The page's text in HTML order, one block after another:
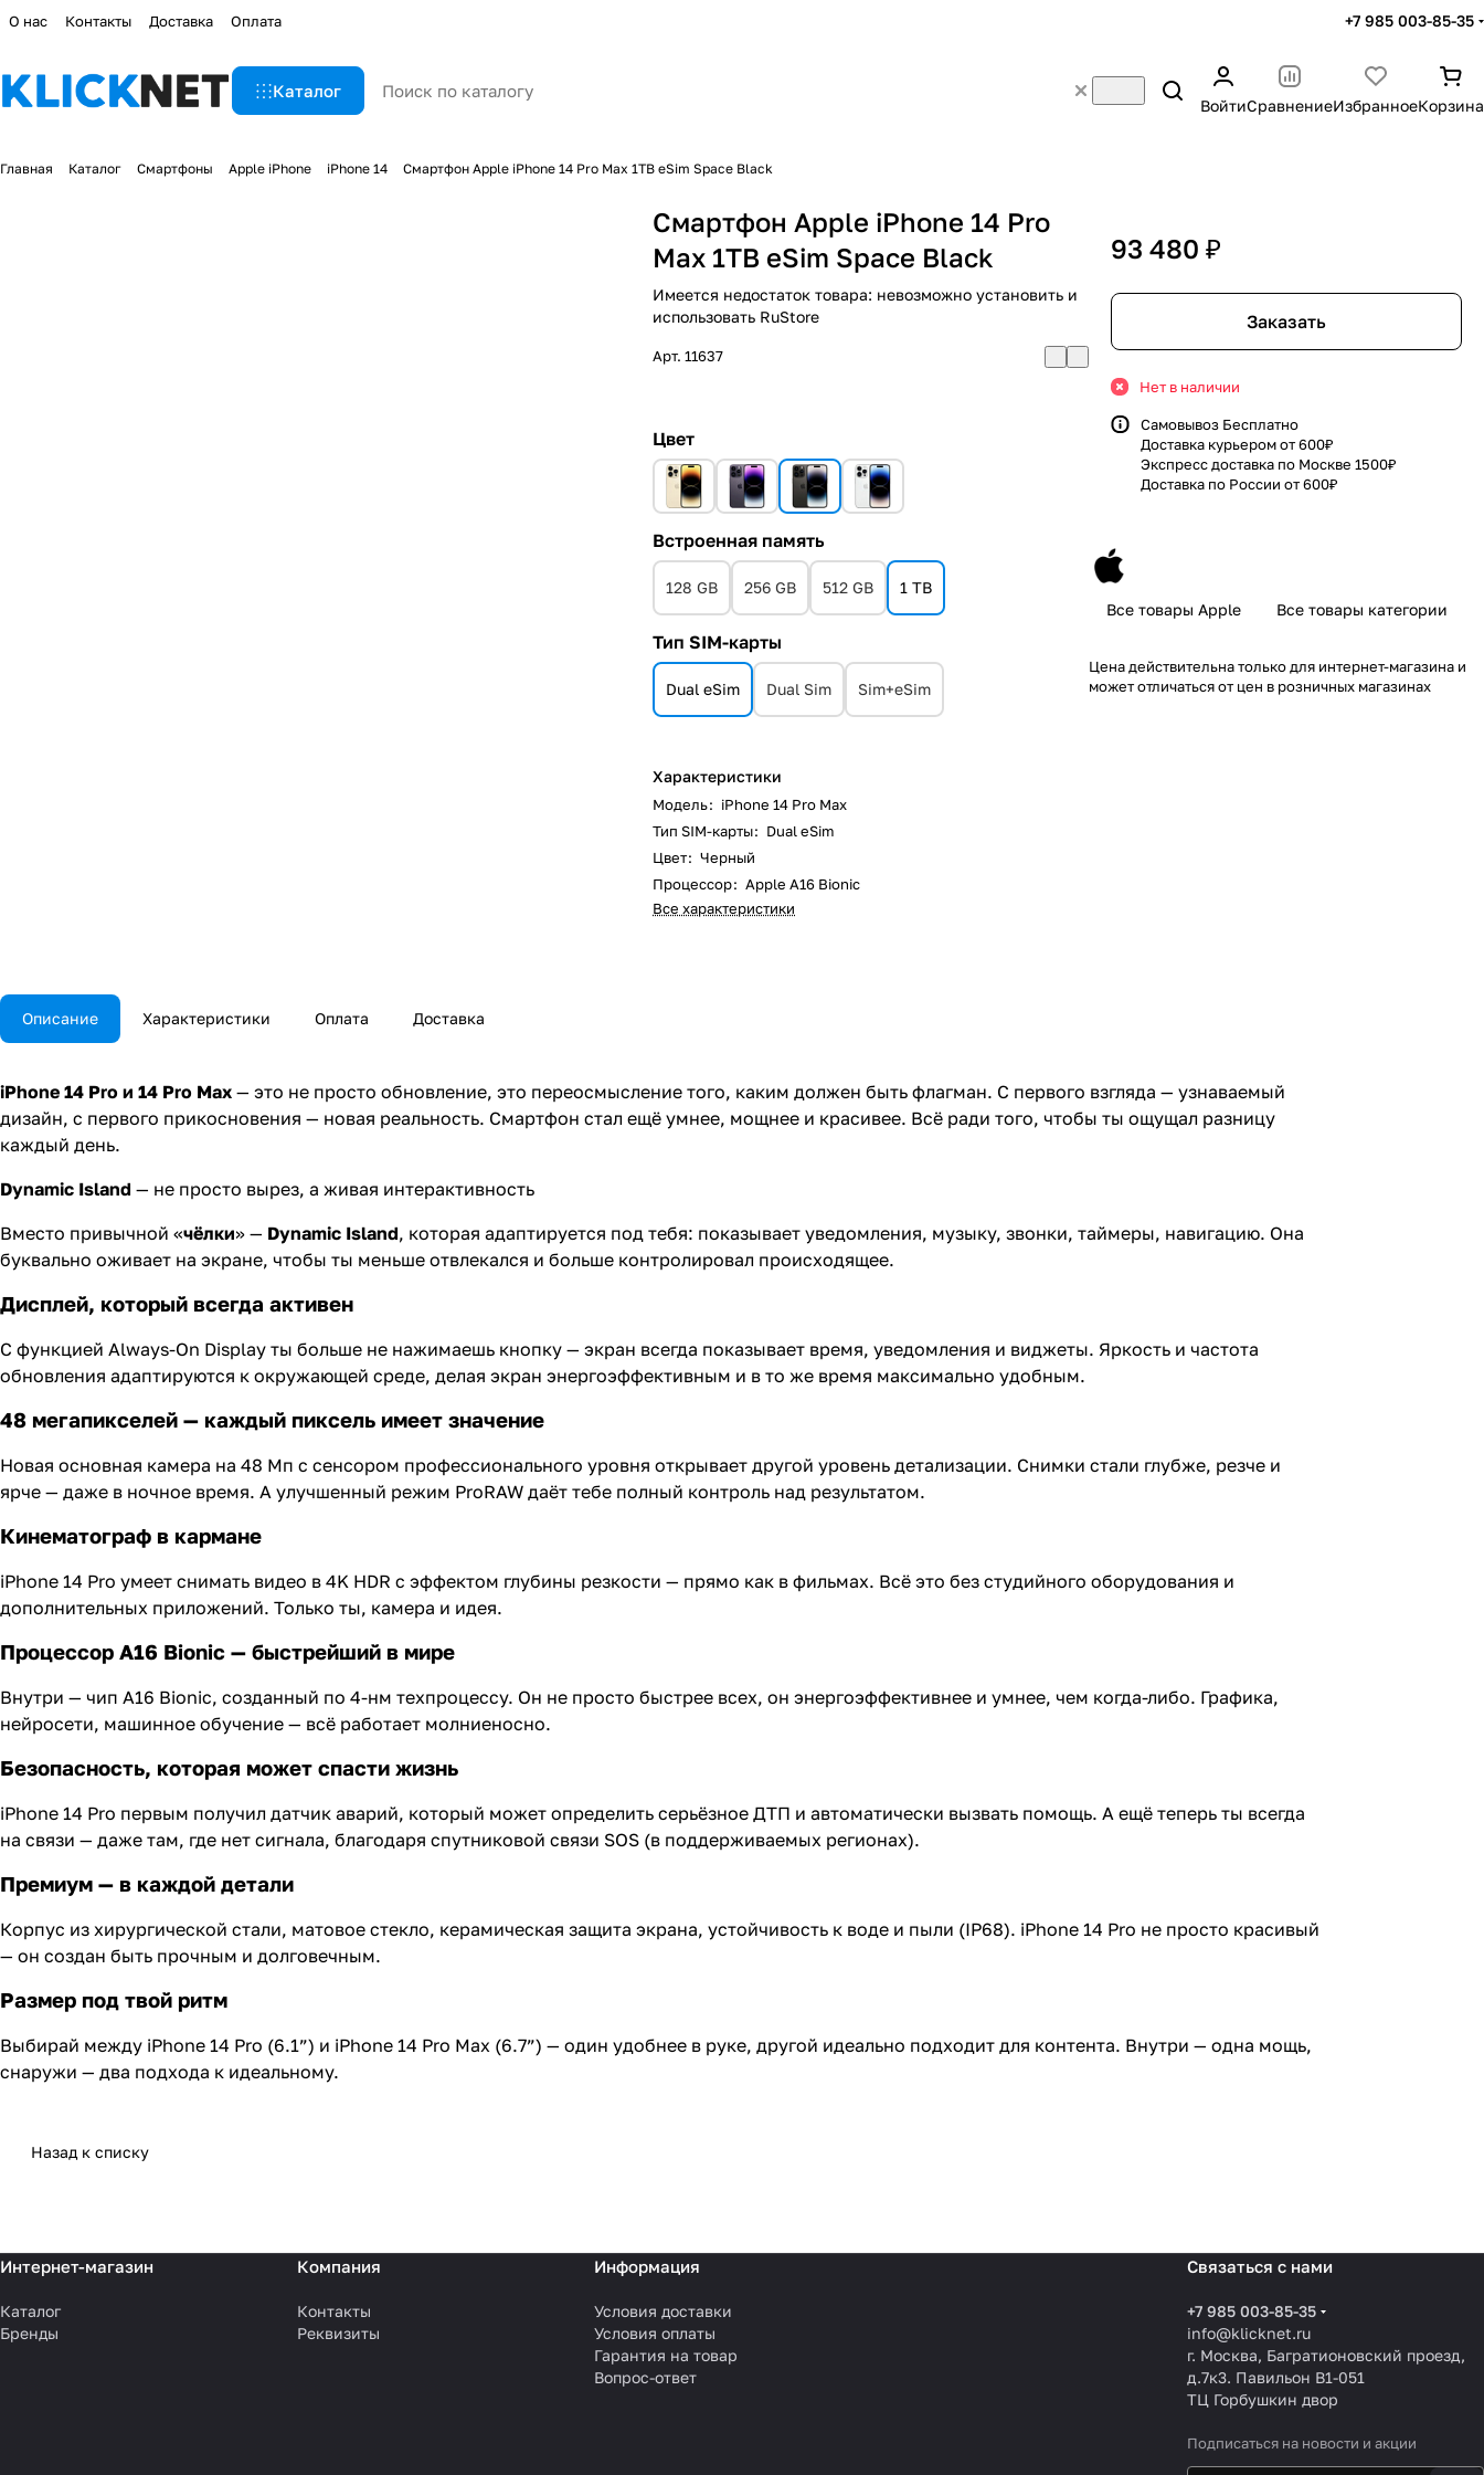
О нас Контакты Доставка Оплата +7 985 003-85-35
Каталог
ВойтиСравнениеИзбранноеКорзина
Главная Каталог Смартфоны Apple iPhone iPhone 14 Смартфон Apple iPhone 14 Pro Max 1TB eSim Space Black
Смартфон Apple iPhone 14 Pro
Max 1TB eSim Space Black
Имеется недостаток товара: невозможно установить и
использовать RuStore
Арт.11637
Цвет
Встроенная память
128 GB 256 GB 512 GB 1 TB
Тип SIM-карты
Dual eSim Dual Sim Sim+eSim
Характеристики
Модель: iPhone 14 Pro Max
Тип SIM-карты: Dual eSim
Цвет: Черный
Процессор: Apple A16 Bionic
Все характеристики
93 480 ₽
Заказать
Нет в наличии
Самовывоз Бесплатно
Доставка курьером от 600₽
Экспресс доставка по Москве 1500₽
Доставка по России от 600₽
Все товары Apple Все товары категории
Цена действительна только для интернет-магазина и
может отличаться от цен в розничных магазинах
Описание Характеристики Оплата Доставка
iPhone 14 Pro и 14 Pro Max — это не просто обновление, это переосмысление того, каким должен быть флагман. С первого взгляда — узнаваемый
дизайн, с первого прикосновения — новая реальность. Смартфон стал ещё умнее, мощнее и красивее. Всё ради того, чтобы ты ощущал разницу
каждый день.
Dynamic Island — не просто вырез, а живая интерактивность
Вместо привычной «чёлки» — Dynamic Island, которая адаптируется под тебя: показывает уведомления, музыку, звонки, таймеры, навигацию. Она
буквально оживает на экране, чтобы ты меньше отвлекался и больше контролировал происходящее.
Дисплей, который всегда активен
С функцией Always-On Display ты больше не нажимаешь кнопку — экран всегда показывает время, уведомления и виджеты. Яркость и частота
обновления адаптируются к окружающей среде, делая экран энергоэффективным и в то же время максимально удобным.
48 мегапикселей — каждый пиксель имеет значение
Новая основная камера на 48 Мп с сенсором профессионального уровня открывает другой уровень детализации. Снимки стали глубже, резче и
ярче — даже в ночное время. А улучшенный режим ProRAW даёт тебе полный контроль над результатом.
Кинематограф в кармане
iPhone 14 Pro умеет снимать видео в 4K HDR с эффектом глубины резкости — прямо как в фильмах. Всё это без студийного оборудования и
дополнительных приложений. Только ты, камера и идея.
Процессор A16 Bionic — быстрейший в мире
Внутри — чип A16 Bionic, созданный по 4-нм техпроцессу. Он не просто быстрее всех, он энергоэффективнее и умнее, чем когда-либо. Графика,
нейросети, машинное обучение — всё работает молниеносно.
Безопасность, которая может спасти жизнь
iPhone 14 Pro первым получил датчик аварий, который может определить серьёзное ДТП и автоматически вызвать помощь. А ещё теперь ты всегда
на связи — даже там, где нет сигнала, благодаря спутниковой связи SOS (в поддерживаемых регионах).
Премиум — в каждой детали
Корпус из хирургической стали, матовое стекло, керамическая защита экрана, устойчивость к воде и пыли (IP68). iPhone 14 Pro не просто красивый
— он создан быть прочным и долговечным.
Размер под твой ритм
Выбирай между iPhone 14 Pro (6.1”) и iPhone 14 Pro Max (6.7”) — один удобнее в руке, другой идеально подходит для контента. Внутри — одна мощь,
снаружи — два подхода к идеальному.
Назад к списку
Интернет-магазин
Каталог
Бренды
Компания
Контакты
Реквизиты
Информация
Условия доставки
Условия оплаты
Гарантия на товар
Вопрос-ответ
Связаться с нами
+7 985 003-85-35
info@klicknet.ru
г. Москва, Багратионовский проезд,
д.7к3. Павильон B1-051
ТЦ Горбушкин двор
Подписаться на новости и акции